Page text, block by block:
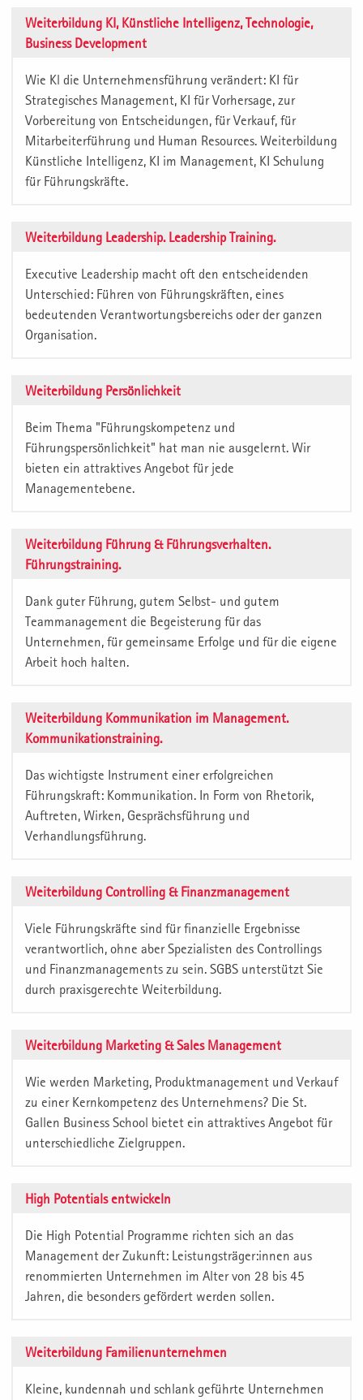
Weiterbildung KI, Künstliche Intelligenz, Technologie,
Business Development
Wie Kl die Unternehmensführung verändert: KI für
Strategisches Management, KI für Vorhersage, zur
Vorbereitung von Entscheidungen, für Verkauf, für
Mitarbeiterführung und Human Resources. Weiterbildung
Künstliche Intelligenz, KI im Management, KI Schulung
für Führungskräfte.
Weiterbildung Leadership. Leadership Training.
Executive Leadership macht oft den entscheidenden
Unterschied: Führen von Führungskräften, eines
bedeutenden Verantwortungsbereichs oder der ganzen
Organisation.
Weiterbildung Persönlichkeit
Beim Thema "Führungskompetenz und
Führungspersönlichkeit" hat man nie ausgelernt. Wir
bieten ein attraktives Angebot für jede
Managementebene.
Weiterbildung Führung & Führungsverhalten.
Führungstraining.
Dank guter Führung, gutem Selbst- und gutem
Teammanagement die Begeisterung für das
Unternehmen, für gemeinsame Erfolge und für die eigene
Arbeit hoch halten.
Weiterbildung Kommunikation im Management.
Kommunikationstraining.
Das wichtigste Instrument einer erfolgreichen
Führungskraft: Kommunikation. In Form von Rhetorik,
Auftreten, Wirken, Gesprächsführung und
Verhandlungsführung.
Weiterbildung Controlling & Finanzmanagement
Viele Führungskräfte sind für finanzielle Ergebnisse
verantwortlich, ohne aber Spezialisten des Controllings
und Finanzmanagements zu sein. SGBS unterstützt Sie
durch praxisgerechte Weiterbildung.
Weiterbildung Marketing & Sales Management
Wie werden Marketing, Produktmanagement und Verkauf
zu einer Kernkompetenz des Unternehmens? Die St.
Gallen Business School bietet ein attraktives Angebot für
unterschiedliche Zielgruppen.
High Potentials entwickeln
Die High Potential Programme richten sich an das
Management der Zukunft: Leistungsträger:innen aus
renommierten Unternehmen im Alter von 28 bis 45
Jahren, die besonders gefördert werden sollen.
Weiterbildung Familienunternehmen
Kleine, kundennah und schlank geführte Unternehmen